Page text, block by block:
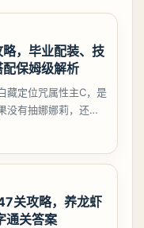
，毕业配装、技
保姆级解析
藏定位咒属性主C，是
没有抽娜娜莉，还没
队C想打深渊也可以
关攻略，养龙虾
通关答案